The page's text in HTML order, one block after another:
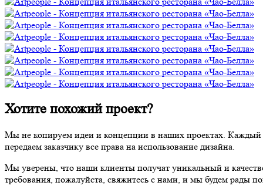
Хотите похожий проект?
Мы не копируем идеи и концепции в наших проектах. Каждый
передаем заказчику все права на использование дизайна.
Мы уверены, что наши клиенты получат уникальный и
требования, пожалуйста, свяжитесь с нами, и мы будем рады